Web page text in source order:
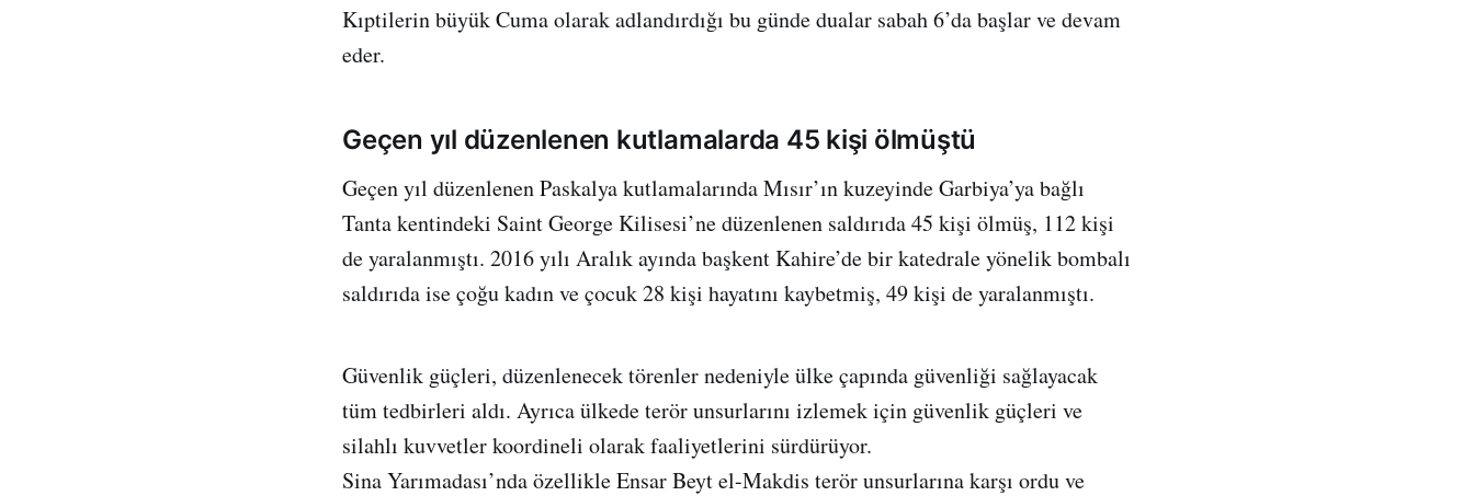
Kıptilerin büyük Cuma olarak adlandırdığı bu günde dualar sabah 6’da başlar ve devam
eder.
Geçen yıl düzenlenen kutlamalarda 45 kişi ölmüştü
Geçen yıl düzenlenen Paskalya kutlamalarında Mısır’ın kuzeyinde Garbiya’ya bağlı
Tanta kentindeki Saint George Kilisesi’ne düzenlenen saldırıda 45 kişi ölmüş, 112 kişi
de yaralanmıştı. 2016 yılı Aralık ayında başkent Kahire’de bir katedrale yönelik bombalı
saldırıda ise çoğu kadın ve çocuk 28 kişi hayatını kaybetmiş, 49 kişi de yaralanmıştı.
Güvenlik güçleri, düzenlenecek törenler nedeniyle ülke çapında güvenliği sağlayacak
tüm tedbirleri aldı. Ayrıca ülkede terör unsurlarını izlemek için güvenlik güçleri ve
silahlı kuvvetler koordineli olarak faaliyetlerini sürdürüyor.
Sina Yarımadası’nda özellikle Ensar Beyt el-Makdis terör unsurlarına karşı ordu ve